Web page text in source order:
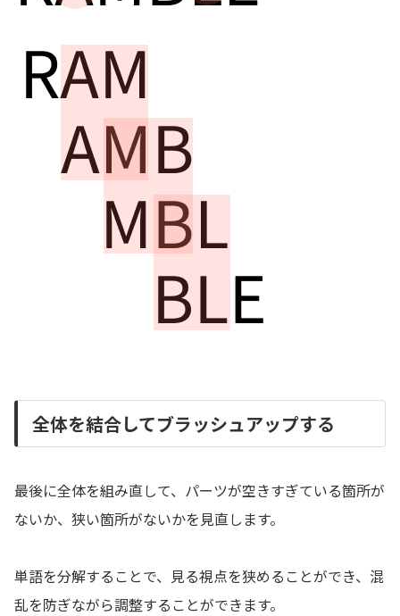
全体を結合してブラッシュアップする
最後に全体を組み直して、パーツが空きすぎている箇所が
ないか、狭い箇所がないかを見直します。
単語を分解することで、見る視点を狭めることができ、混
乱を防ぎながら調整することができます。